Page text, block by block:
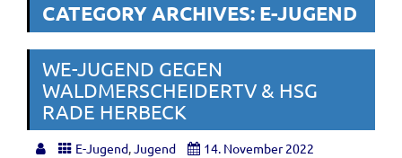
CATEGORY ARCHIVES: E-JUGEND
WE-JUGEND GEGEN
WALDMERSCHEIDERTV & HSG
RADE HERBECK
E-Jugend,Jugend 14. November 2022